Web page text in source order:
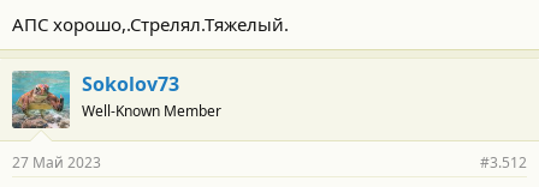
АПС хорошо,.Стрелял.Тяжелый.
Sokolov73
Well-Known Member
27 Май 2023 #3.512